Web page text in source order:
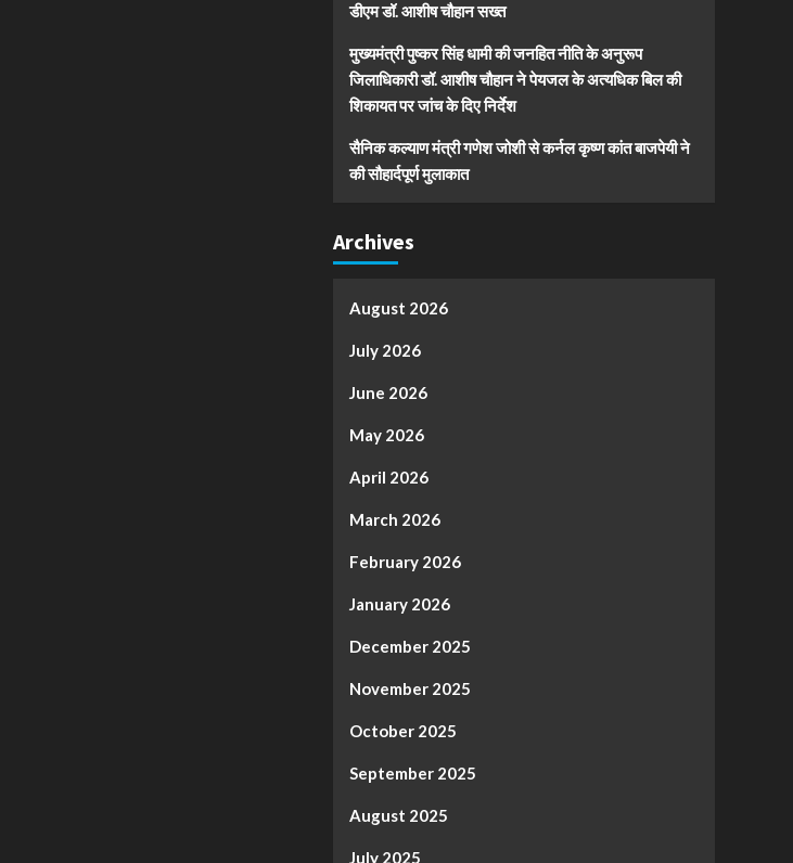
डीएम डॉ. आशीष चौहान सख्त
मुख्यमंत्री पुष्कर सिंह धामी की जनहित नीति के अनुरूप
जिलाधिकारी डॉ. आशीष चौहान ने पेयजल के अत्यधिक बिल की
शिकायत पर जांच के दिए निर्देश
सैनिक कल्याण मंत्री गणेश जोशी से कर्नल कृष्ण कांत बाजपेयी ने
की सौहार्दपूर्ण मुलाकात
Archives
August 2026
July 2026
June 2026
May 2026
April 2026
March 2026
February 2026
January 2026
December 2025
November 2025
October 2025
September 2025
August 2025
July 2025